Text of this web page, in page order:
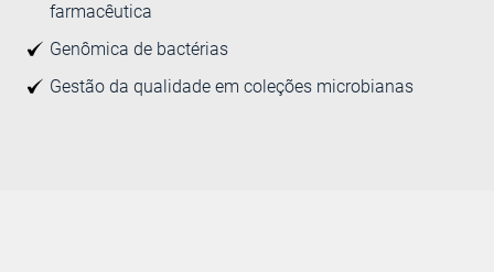
farmacêutica
Genômica de bactérias
Gestão da qualidade em coleções microbianas